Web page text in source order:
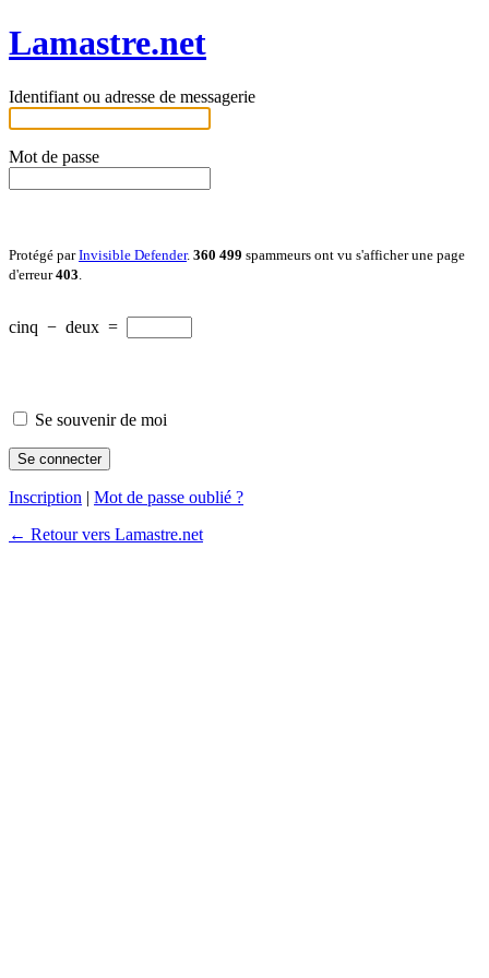
Lamastre.net
Identifiant ou adresse de messagerie
Mot de passe
Protégé parInvisible Defender. 360 499 spammeurs ont vu s'afficher une page
d'erreur403
cinq − deux =
Se souvenir de moi
Inscription | Mot de passe oublié ?
← Retour vers Lamastre.net